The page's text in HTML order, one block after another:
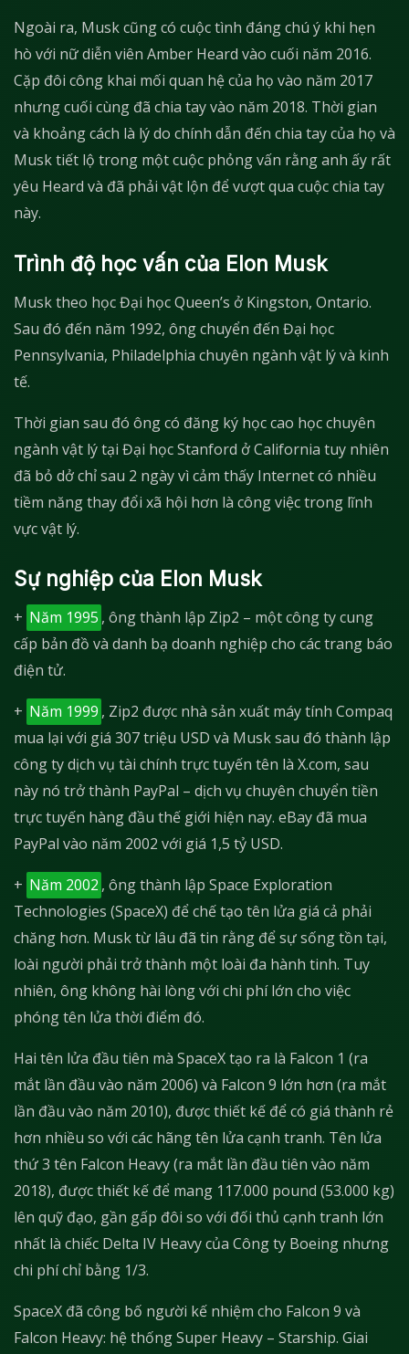
Ngoài ra, Musk cũng có cuộc tình đáng chú ý khi hẹn
hò với nữ diễn viên Amber Heard vào cuối năm 2016.
Cặp đôi công khai mối quan hệ của họ vào năm 2017
nhưng cuối cùng đã chia tay vào năm 2018. Thời gian
và khoảng cách là lý do chính dẫn đến chia tay của họ và
Musk tiết lộ trong một cuộc phỏng vấn rằng anh ấy rất
yêu Heard và đã phải vật lộn để vượt qua cuộc chia tay
này.
Trình độ học vấn của Elon Musk
Musk theo học Đại học Queen’s ở Kingston, Ontario.
Sau đó đến năm 1992, ông chuyển đến Đại học
Pennsylvania, Philadelphia chuyên ngành vật lý và kinh
tế.
Thời gian sau đó ông có đăng ký học cao học chuyên
ngành vật lý tại Đại học Stanford ở California tuy nhiên
đã bỏ dở chỉ sau 2 ngày vì cảm thấy Internet có nhiều
tiềm năng thay đổi xã hội hơn là công việc trong lĩnh
vực vật lý.
Sự nghiệp của Elon Musk
+ Năm 1995 , ông thành lập Zip2 – một công ty cung
cấp bản đồ và danh bạ doanh nghiệp cho các trang báo
điện tử.
+ Năm 1999 , Zip2 được nhà sản xuất máy tính Compaq
mua lại với giá 307 triệu USD và Musk sau đó thành lập
công ty dịch vụ tài chính trực tuyến tên là X.com, sau
này nó trở thành PayPal – dịch vụ chuyên chuyển tiền
trực tuyến hàng đầu thế giới hiện nay. eBay đã mua
PayPal vào năm 2002 với giá 1,5 tỷ USD.
+ Năm 2002 , ông thành lập Space Exploration
Technologies (SpaceX) để chế tạo tên lửa giá cả phải
chăng hơn. Musk từ lâu đã tin rằng để sự sống tồn tại,
loài người phải trở thành một loài đa hành tinh. Tuy
nhiên, ông không hài lòng với chi phí lớn cho việc
phóng tên lửa thời điểm đó.
Hai tên lửa đầu tiên mà SpaceX tạo ra là Falcon 1 (ra
mắt lần đầu vào năm 2006) và Falcon 9 lớn hơn (ra mắt
lần đầu vào năm 2010), được thiết kế để có giá thành rẻ
hơn nhiều so với các hãng tên lửa cạnh tranh. Tên lửa
thứ 3 tên Falcon Heavy (ra mắt lần đầu tiên vào năm
2018), được thiết kế để mang 117.000 pound (53.000 kg)
lên quỹ đạo, gần gấp đôi so với đối thủ cạnh tranh lớn
nhất là chiếc Delta IV Heavy của Công ty Boeing nhưng
chi phí chỉ bằng 1/3.
SpaceX đã công bố người kế nhiệm cho Falcon 9 và
Falcon Heavy: hệ thống Super Heavy – Starship. Giai